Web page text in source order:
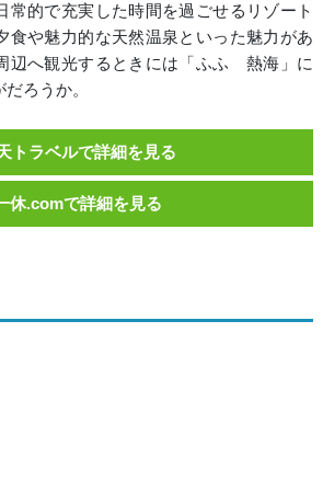
常的で充実した時間を過ごせるリゾート
食や魅力的な天然温泉といった魅力があ
辺へ観光するときには「ふふ 熱海」に
ろうか。
トラベルで詳細を見る
休.comで詳細を見る